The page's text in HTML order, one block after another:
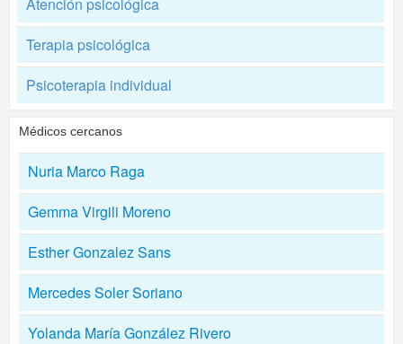
Terapia psicológica
Psicoterapia individual
Médicos cercanos
Nuria Marco Raga
Gemma Virgili Moreno
Esther Gonzalez Sans
Mercedes Soler Soriano
Yolanda María González Rivero